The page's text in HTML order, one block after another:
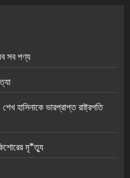
সব পণ্য
হাসিনাকে ভারপ্রাপ্ত রাষ্ট্রপতি
মৃ*ত্যু